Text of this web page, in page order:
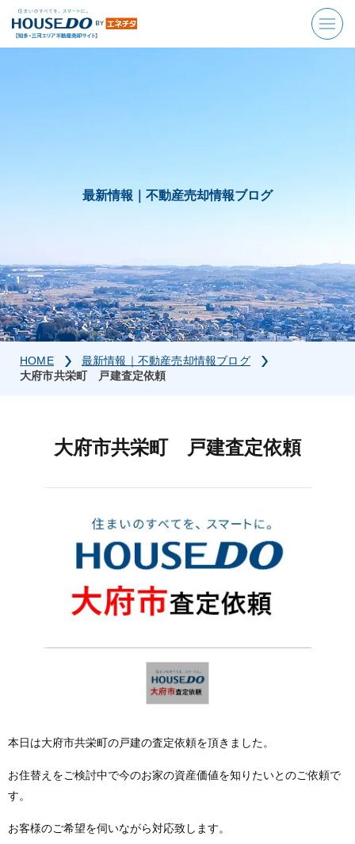
最新情報｜ 不動産売却情報ブログ
HOME
最新情報｜不動産売却情報ブログ
大府市共栄町 戸建査定依頼
大府市共栄町 戸建査定依頼
本日は大府市共栄町の戸建の査定依頼を頂きました。
お住替えをご検討中で今のお家の資産価値を知りたいとのご依頼で
す。
お客様のご希望を伺いながら対応致します。